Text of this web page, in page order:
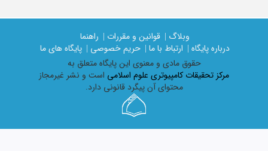
وبلاگ | قوانین و مقررات |
راهنما
درباره پایگاه |
ارتباط با ما | حریم خصوصی |
پایگاه های ما
حقوق مادی و معنوی اين پايگاه متعلق به
مرکز تحقیقات کامپیوتری علوم اسلامی است و نشر غیرمجاز
محتوای آن پیگرد قانونی دارد.